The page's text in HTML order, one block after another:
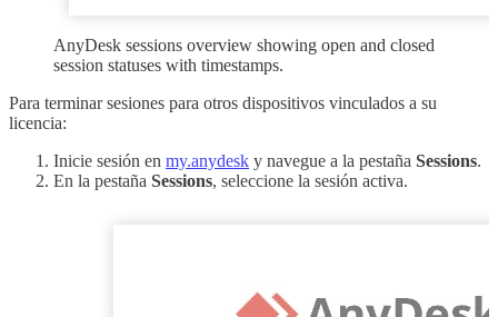
AnyDesk sessions overview showing open and closed
session statuses with timestamps.
Para terminar sesiones para otros dispositivos vinculados a su
licencia:
Inicie sesión en my.anydesk y navegue a la pestaña Sessions.
En la pestaña Sessions, seleccione la sesión activa.